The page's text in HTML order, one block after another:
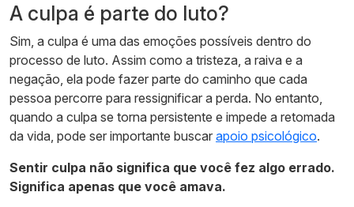
A culpa é parte do luto?
Sim, a culpa é uma das emoções possíveis dentro do
processo de luto. Assim como a tristeza, a raiva e a
negação, ela pode fazer parte do caminho que cada
pessoa percorre para ressignificar a perda. No entanto,
quando a culpa se torna persistente e impede a retomada
da vida, pode ser importante buscar apoio psicológico.
Sentir culpa não significa que você fez algo errado.
Significa apenas que você amava.